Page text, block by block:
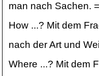
man nach Sachen.
How ...? Mit dem
nach der Art und
Where ...? Mit dem